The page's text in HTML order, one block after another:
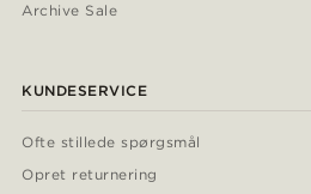
Archive Sale
KUNDESERVICE
Ofte stillede spørgsmål
Opret returnering